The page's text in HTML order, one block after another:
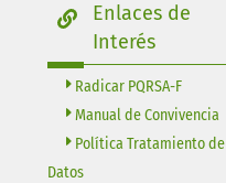
Enlaces de
Interés
Radicar PQRSA-F
Manual de Convivencia
Política Tratamiento de
Datos